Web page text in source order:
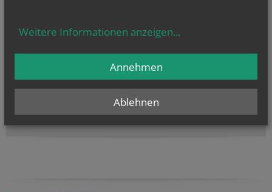
Hl. Dominikus, Hl. Cyriakus, , Vierzehn heilige Nothelfer, Hl.
Hildiger, Hl....
Weitere Informationen anzeigen...
Ablehnen
Annehmen